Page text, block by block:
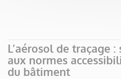
L’aérosol de traçage
aux normes
du bâtiment